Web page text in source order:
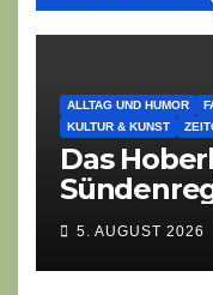
ALLTAG UND HUMOR
KULTUR & KUNST
Das
eines
Dorffest-
5. AUGUST 2026